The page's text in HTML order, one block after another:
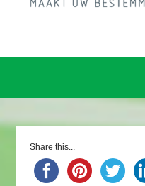
Share this...